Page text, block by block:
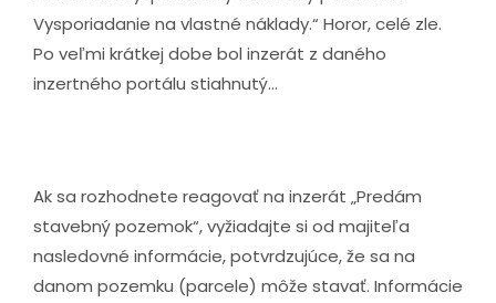
Vysporiadanie na vlastné náklady.“ Horor, celé zle.
Po veľmi krátkej dobe bol inzerát z daného
inzertného portálu stiahnutý...
Ak sa rozhodnete reagovať na inzerát „Predám
stavebný pozemok“, vyžiadajte si od majiteľa
nasledovné informácie, potvrdzujúce, že sa na
danom pozemku (parcele) môže stavať. Informácie